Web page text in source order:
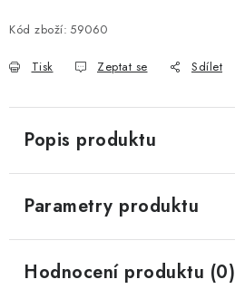
Kód zboží: 59060
Tisk Zeptat se Sdílet
Popis produktu
Parametry produktu
Hodnocení produktu (0)